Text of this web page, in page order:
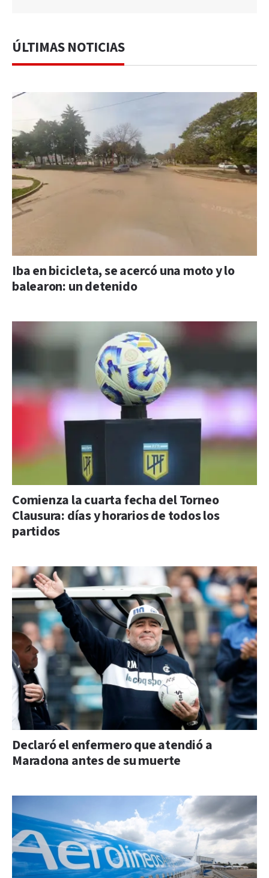
ÚLTIMAS NOTICIAS
Iba en bicicleta, se acercó una moto y lo
balearon: un detenido
Comienza la cuarta fecha del Torneo
Clausura: días y horarios de todos los
partidos
Declaró el enfermero que atendió a
Maradona antes de su muerte